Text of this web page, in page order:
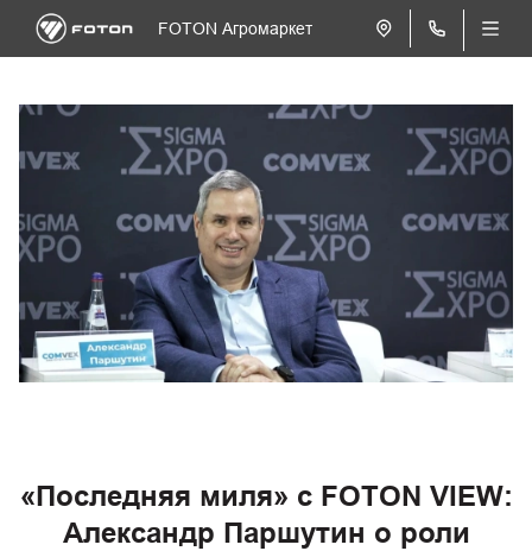
FOTON Агромаркет
«Последняя миля» с FOTON VIEW:
Александр Паршутин о роли